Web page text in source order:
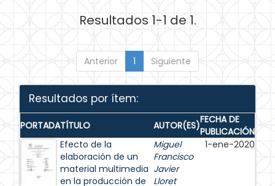
Resultados 1-1 de 1.
Anterior 1 Siguiente
Resultados por ítem:
PORTADATÍTULO AUTOR(ES)FECHA DE
PUBLICACIÓN
Efecto de la
elaboración de un
material multimedia
en la producción de
Miguel
Francisco
Javier
Lloret
1-ene-2020